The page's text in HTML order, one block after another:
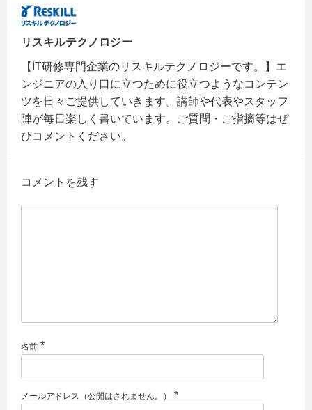
リスキルテクノロジー
【IT研修専門企業のリスキルテクノロジーです。】エ
ンジニアの入り口に立つために役立つようなコンテン
ツを日々ご提供していきます。講師や代表やスタッフ
陣が毎日楽しく書いています。ご質問・ご指摘等はぜ
ひコメントください。
コメントを残す
名前 *
メールアドレス（公開はされません。） *